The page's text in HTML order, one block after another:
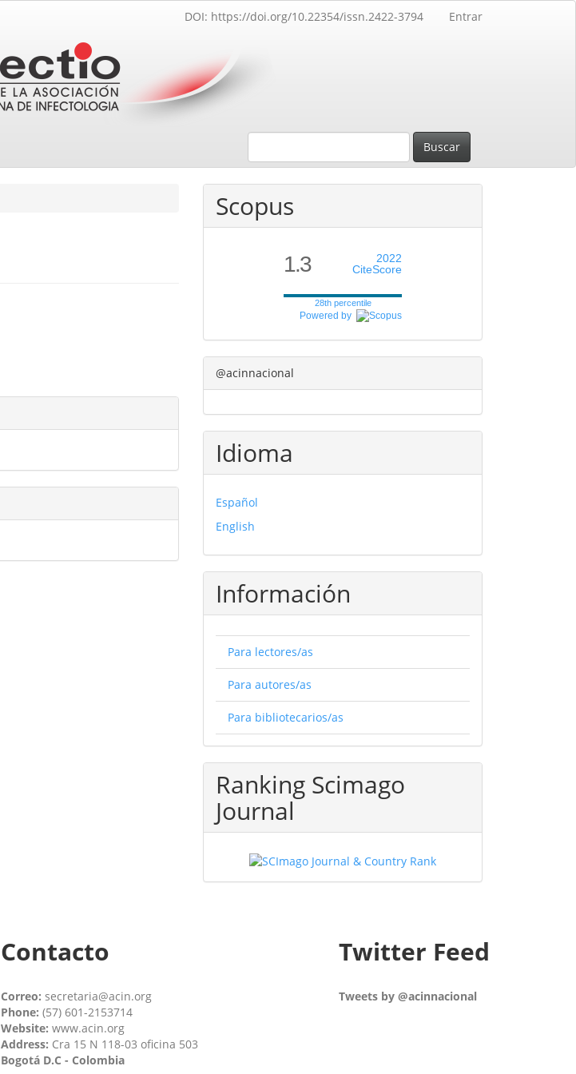
DOI: https://doi.org/10.22354/issn.2422-3794 Entrar
Buscar
Scopus
1.3
2022
CiteScore
28th percentile
Powered by
@acinnacional
Idioma
Español
English
Información
Para lectores/as
Para autores/as
Para bibliotecarios/as
Ranking Scimago
Journal
Contacto
Correo: secretaria@acin.org
Phone: (57) 601-2153714
Website: www.acin.org
Address: Cra 15 N 118-03 oficina 503
Bogotá D.C - Colombia
Twitter Feed
Tweets by @acinnacional